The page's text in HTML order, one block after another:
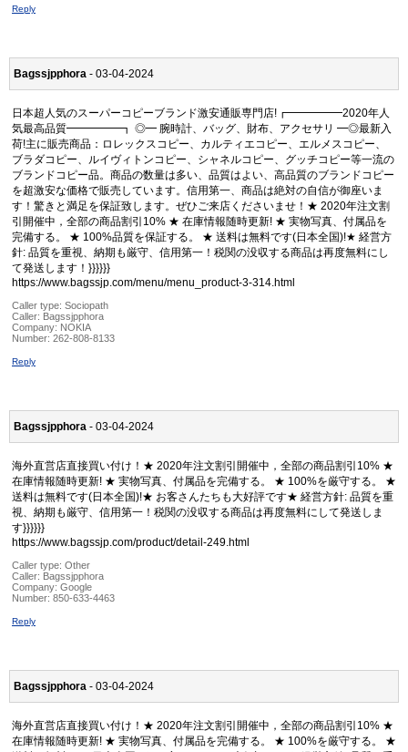
Reply
Bagssjpphora - 03-04-2024
日本超人気のスーパーコピーブランド激安通販専門店!┏━━━━━2020年人
気最高品質━━━━━┓ ◎━ 腕時計、バッグ、財布、アクセサリ ━◎最新入
荷!主に販売商品：ロレックスコピー、カルティエコピー、エルメスコピー、
ブラダコピー、ルイヴィトンコピー、シャネルコピー、グッチコピー等一流の
ブランドコピー品。商品の数量は多い、品質はよい、高品質のブランドコピー
を超激安な価格で販売しています。信用第一、商品は絶対の自信が御座いま
す！驚きと満足を保証致します。ぜひご来店くださいませ！★ 2020年注文割
引開催中，全部の商品割引10% ★ 在庫情報随時更新! ★ 実物写真、付属品を
完備する。 ★ 100%品質を保証する。 ★ 送料は無料です(日本全国)!★ 経営方
針: 品質を重視、納期も厳守、信用第一！税関の没収する商品は再度無料にし
て発送します！}}}}}}
https://www.bagssjp.com/menu/menu_product-3-314.html
Caller type: Sociopath
Caller: Bagssjpphora
Company: NOKIA
Number: 262-808-8133
Reply
Bagssjpphora - 03-04-2024
海外直営店直接買い付け！★ 2020年注文割引開催中，全部の商品割引10% ★
在庫情報随時更新! ★ 実物写真、付属品を完備する。 ★ 100%を厳守する。 ★
送料は無料です(日本全国)!★ お客さんたちも大好評です★ 経営方針: 品質を重
視、納期も厳守、信用第一！税関の没収する商品は再度無料にして発送しま
す}}}}}}
https://www.bagssjp.com/product/detail-249.html
Caller type: Other
Caller: Bagssjpphora
Company: Google
Number: 850-633-4463
Reply
Bagssjpphora - 03-04-2024
海外直営店直接買い付け！★ 2020年注文割引開催中，全部の商品割引10% ★
在庫情報随時更新! ★ 実物写真、付属品を完備する。 ★ 100%を厳守する。 ★